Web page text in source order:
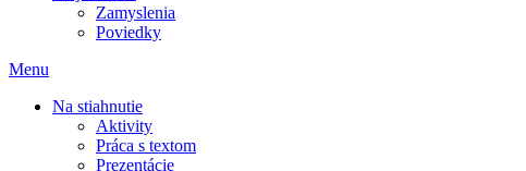
Zamyslenia
Poviedky
Menu
Na stiahnutie
Aktivity
Práca s textom
Prezentácie